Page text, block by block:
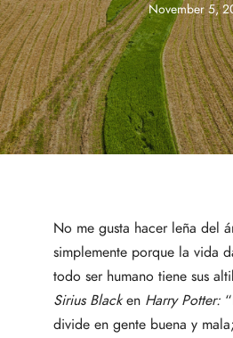
November 5,
No me gusta hacer leña del
simplemente porque la vida
todo ser humano tiene sus
Sirius Blacken Harry Potter:
divide en gente buena y